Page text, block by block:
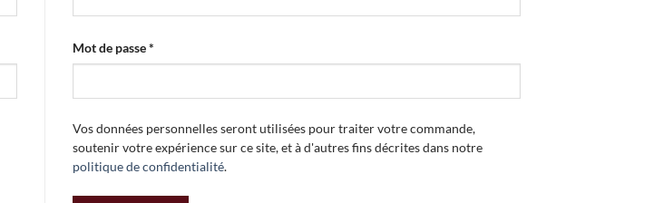
Mot de passe*
Vos données personnelles seront utilisées pour traiter votre commande,
soutenir votre expérience sur ce site, et à d'autres fins décrites dans notre
politique de confidentialité.